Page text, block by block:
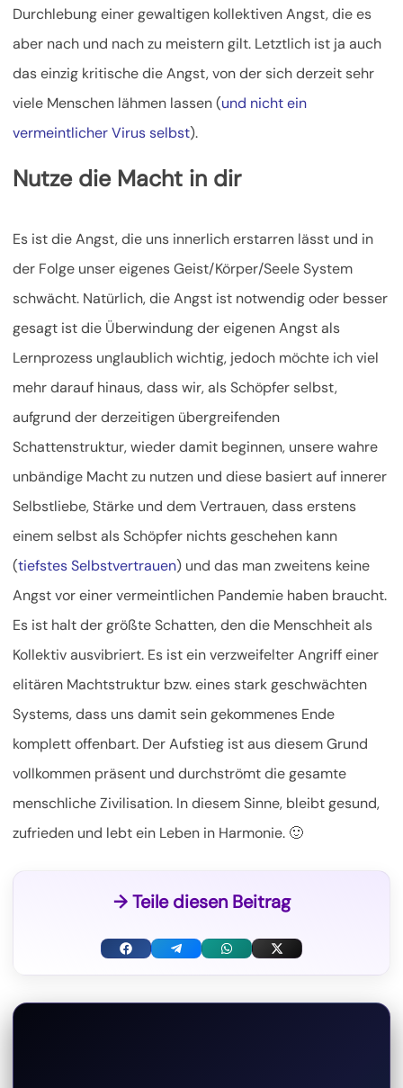
Durchlebung einer gewaltigen kollektiven Angst, die es
aber nach und nach zu meistern gilt. Letztlich ist ja auch
das einzig kritische die Angst, von der sich derzeit sehr
viele Menschen lähmen lassen (und nicht ein
vermeintlicher Virus selbst).
Nutze die Macht in dir
Es ist die Angst, die uns innerlich erstarren lässt und in
der Folge unser eigenes Geist/Körper/Seele System
schwächt. Natürlich, die Angst ist notwendig oder besser
gesagt ist die Überwindung der eigenen Angst als
Lernprozess unglaublich wichtig, jedoch möchte ich viel
mehr darauf hinaus, dass wir, als Schöpfer selbst,
aufgrund der derzeitigen übergreifenden
Schattenstruktur, wieder damit beginnen, unsere wahre
unbändige Macht zu nutzen und diese basiert auf innerer
Selbstliebe, Stärke und dem Vertrauen, dass erstens
einem selbst als Schöpfer nichts geschehen kann
(tiefstes Selbstvertrauen) und das man zweitens keine
Angst vor einer vermeintlichen Pandemie haben braucht.
Es ist halt der größte Schatten, den die Menschheit als
Kollektiv ausvibriert. Es ist ein verzweifelter Angriff einer
elitären Machtstruktur bzw. eines stark geschwächten
Systems, dass uns damit sein gekommenes Ende
komplett offenbart. Der Aufstieg ist aus diesem Grund
vollkommen präsent und durchströmt die gesamte
menschliche Zivilisation. In diesem Sinne, bleibt gesund,
zufrieden und lebt ein Leben in Harmonie. 🙂
→ Teile diesen Beitrag
F
T
W
X